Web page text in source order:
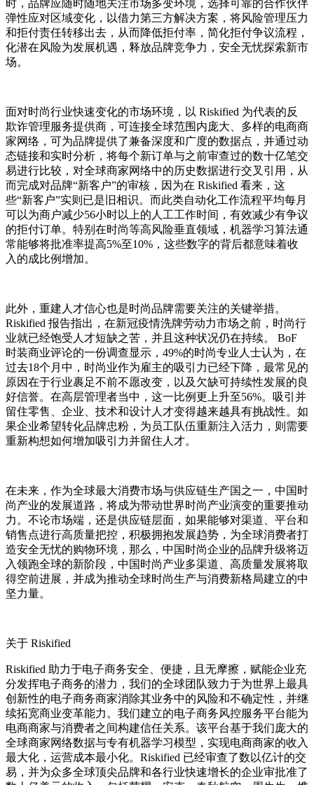
时，品牌应随时随地关注市场多变环境，选择可靠的合作伙伴
弹性应对区域变化，以借力第三方解决方案，将风险管理压力
和拒付责任转移出去，从而降低拒付率，简化拒付争议流程，
化潜在风险为发展机遇，释放品牌竞争力，安全无忧探索新市
场。
面对时尚行业快速变化的市场环境，以 Riskified 为代表的反
欺诈管理服务提供商，可连接全球范围内庞大、多样的电商商
家网络，可为品牌提供了兼备深度和广度的数据点，并通过动
态链接和实时分析，将每个新订单与之前审查过的数十亿笔交
易进行比较，对全球商家网络中的历史数据进行交叉引用，从
而完成对品牌“新客户”的审核，因为在 Riskified 看来，这
些“新客户”实则已是旧相识。而此类自动化工作流程平均每月
可以为商户减少56小时以上的人工工作时间，有效减少有争议
的拒付订单。特别在时尚等高风险垂直领域，机器学习算法通
常能够将批准率提高5%至10%，这些数字的背后都意味着收
入的成比例增加。
此外，重建人才信心也是时尚品牌需要关注的关键举措。
Riskified 报告指出，在新冠疫情洗牌劳动力市场之前，时尚行
业就已经饱受人才短缺之苦，并且这种状况仍在持续。 BoF
时装商业评论的一份调查显示，49%的时尚专业人士认为，在
过去18个月中，时尚业作为雇主的吸引力已经下降，最常见的
原因在于行业裹足不前不愿改变，以及欠缺可持续性发展的良
好信誉。在高层管理者当中，这一比例更上升至56%。吸引并
留住零售、企业、技术和设计人才变得越来越具有挑战性。如
果企业希望转化品牌忠粉，为员工队伍重新注入活力，则需要
重新构想如何增加吸引力并留住人才。
在未来，作为全球最大消费市场与供应链生产国之一，中国时
尚产业的发展道路，将成为带动世界时尚产业演变的重要推动
力。不论市场端，还是供应链层面，如果能够对渠道、平台和
销售点进行高质量把控，积极拥抱发展趋势，为全球消费者打
造安全无忧的购物环境，那么，中国时尚企业的品牌升级将迈
入领跑全球的新阶段，中国时尚产业多渠道、高质量发展将取
得空前进展，并成为推动全球时尚生产与消费新格局建立的中
坚力量。
关于 Riskified
Riskified 助力于电子商务安全、便捷，且无摩擦，赋能企业充
分发挥电子商务的潜力，我们的全球团队致力于为世界上最具
创新性的电子商务商家消除其业务中的风险和不确定性，并继
续拓宽商业变革能力。我们建立的电子商务风控服务平台能为
电商商家与消费者之间构建信任关系。该平台基于我们庞大的
全球商家网络数据与专有机器学习模型，实现电商商家的收入
最大化，运营成本最小化。Riskified 已经审查了数以亿计的交
易，并为众多全球顶尖品牌和各行业快速增长的企业审批准了